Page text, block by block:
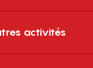
activités